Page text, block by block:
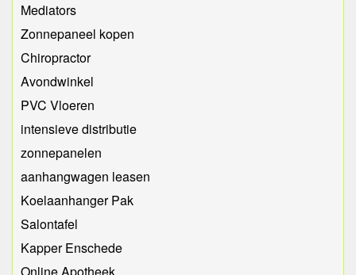
Mediators
Zonnepaneel kopen
Chiropractor
Avondwinkel
PVC Vloeren
intensieve distributie
zonnepanelen
aanhangwagen leasen
Koelaanhanger Pak
Salontafel
Kapper Enschede